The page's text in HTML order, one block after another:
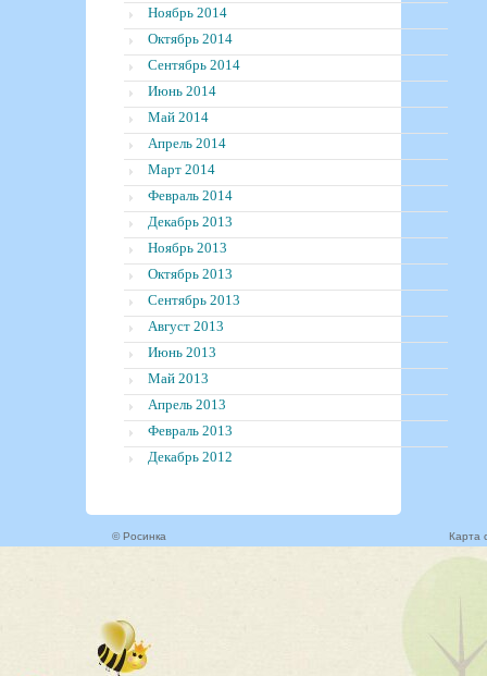
Ноябрь 2014
Октябрь 2014
Сентябрь 2014
Июнь 2014
Май 2014
Апрель 2014
Март 2014
Февраль 2014
Декабрь 2013
Ноябрь 2013
Октябрь 2013
Сентябрь 2013
Август 2013
Июнь 2013
Май 2013
Апрель 2013
Февраль 2013
Декабрь 2012
© Росинка Карта